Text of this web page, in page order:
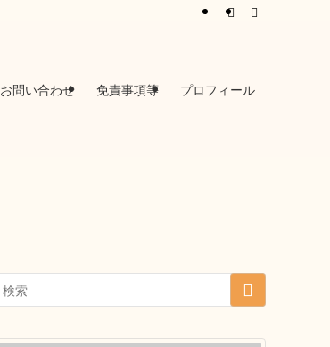
お問い合わせ 免責事項等 プロフィール